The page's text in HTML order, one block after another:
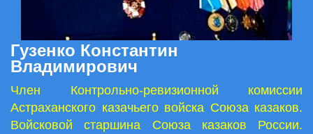
Гузенко Константин
Владимирович
Член Контрольно-ревизионной комиссии
Астраханского казачьего войска Союза казаков.
Войсковой старшина Союза казаков России.